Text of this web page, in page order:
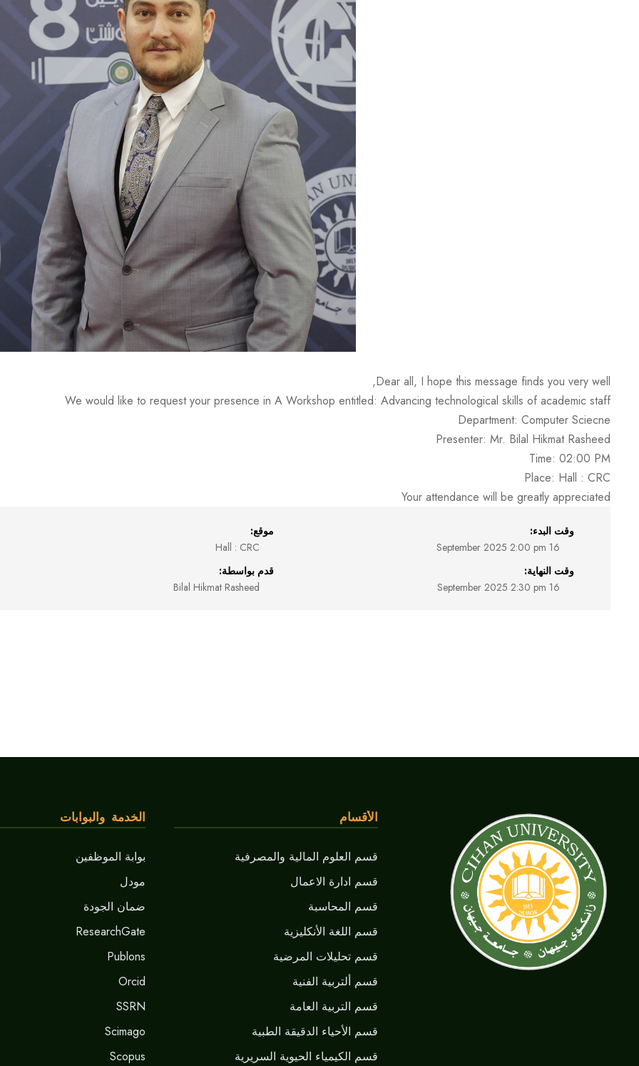
Dear all, I hope this message finds you very well,
We would like to request your presence in A Workshop entitled: Advancing technological skills of academic staff
Department: Computer Sciecne
Presenter: Mr. Bilal Hikmat Rasheed
Time: 02:00 PM
Place: Hall : CRC
Your attendance will be greatly appreciated
وقت البدء:
16 September 2025 2:00 pm
وقت النهاية:
16 September 2025 2:30 pm
موقع:
Hall : CRC
قدم بواسطة:
Bilal Hikmat Rasheed
الأقسام
قسم العلوم المالية والمصرفية
قسم ادارة الاعمال
قسم المحاسبة
قسم اللغة الأنكليزية
قسم تحليلات المرضية
قسم ألتربية الفنية
قسم التربية العامة
قسم الأحياء الدقيقة الطبية
قسم الكيمياء الحيوية السريرية
الخدمة والبوابات
بوابة الموظفين
مودل
ضمان الجودة
ResearchGate
Publons
Orcid
SSRN
Scimago
Scopus